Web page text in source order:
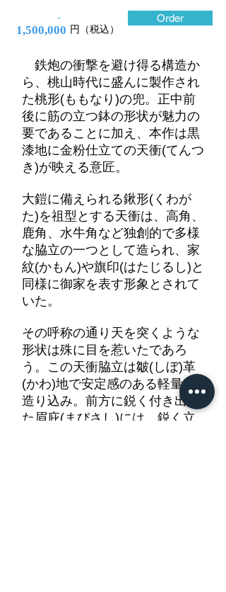
-
1,500,000 円（税込）
Order
鉄炮の衝撃を避け得る構造か
ら、桃山時代に盛んに製作され
た桃形(ももなり)の兜。正中前
後に筋の立つ鉢の形状が魅力の
要であることに加え、本作は黒
漆地に金粉仕立ての天衝(てんつ
き)が映える意匠。
大鎧に備えられる鍬形(くわが
た)を祖型とする天衝は、高角、
鹿角、水牛角など独創的で多様
な脇立の一つとして造られ、家
紋(かもん)や旗印(はたじるし)と
同様に御家を表す形象とされて
いた。
その呼称の通り天を突くような
形状は殊に目を惹いたであろ
う。この天衝脇立は皺(しぼ)革
(かわ)地で安定感のある軽量な
造り込み。前方に鋭く付き出し
た眉庇(まびさし)には、鋭く立